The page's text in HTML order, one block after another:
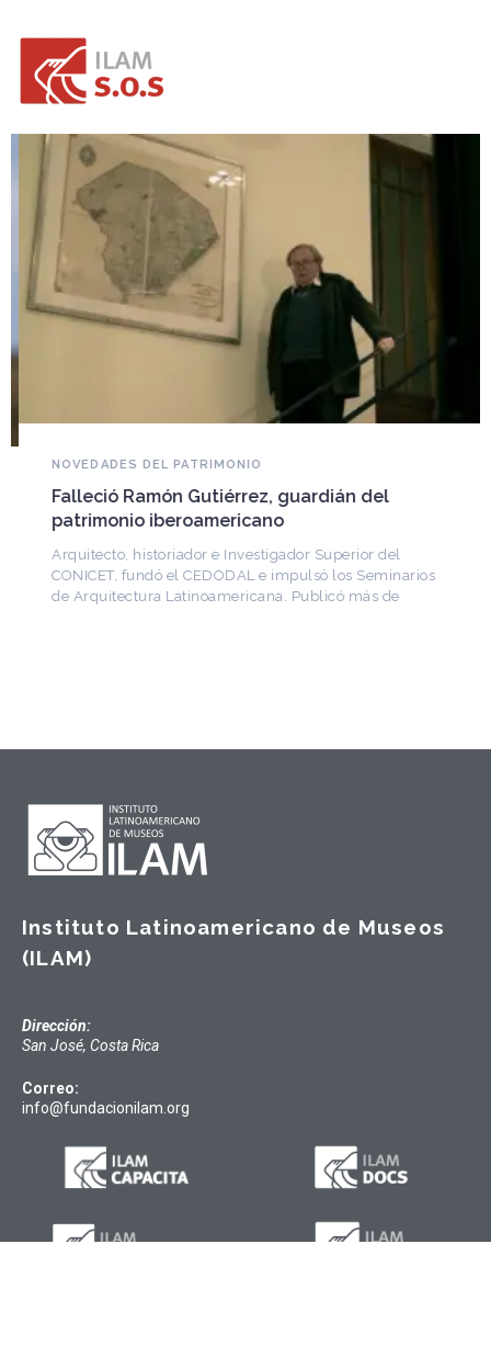
NOVEDADES DEL PATRIMONIO
Falleció Ramón Gutiérrez, guardián del
patrimonio iberoamericano
Arquitecto, historiador e Investigador Superior del
CONICET, fundó el CEDODAL e impulsó los Seminarios
de Arquitectura Latinoamericana. Publicó más de
Instituto Latinoamericano de Museos
(ILAM)
Dirección:
San José, Costa Rica
Correo:
info@fundacionilam.org